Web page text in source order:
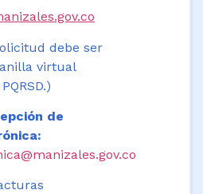
debe ser
virtual
de